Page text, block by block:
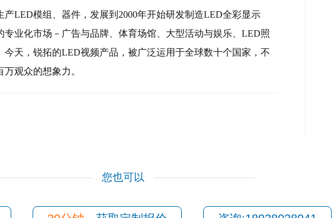
产LED模组、器件，发展到2000年开始研发制造LED全彩显示
业化市场－广告与品牌、体育场馆、大型活动与娱乐、LED照
天，锐拓的LED视频产品，被广泛运用于全球数十个国家，不
观众的想象力。
您也可以